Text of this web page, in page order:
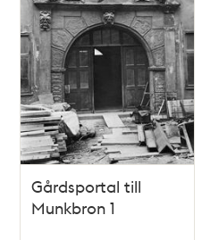
Gårdsportal till
Munkbron 1